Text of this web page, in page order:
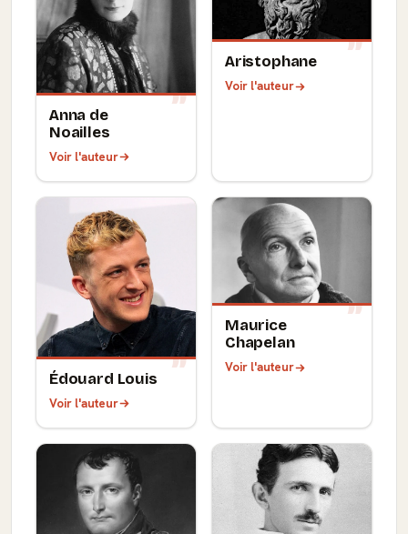
Anna de
Noailles
Voir l'auteur
Aristophane
Voir l'auteur
Édouard Louis
Voir l'auteur
Maurice
Chapelan
Voir l'auteur